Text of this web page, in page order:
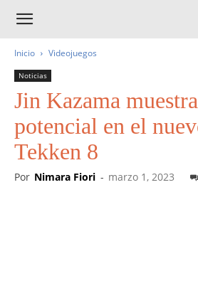
Inicio Videojuegos
Noticias
Jin Kazama
potencial en el
Tekken 8
Por Nimara Fiori - marzo 1, 2023